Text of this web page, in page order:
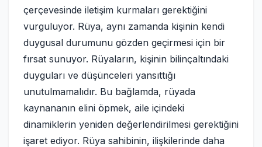
çerçevesinde iletişim kurmaları gerektiğini
vurguluyor. Rüya, aynı zamanda kişinin kendi
duygusal durumunu gözden geçirmesi için bir
fırsat sunuyor. Rüyaların, kişinin bilinçaltındaki
duyguları ve düşünceleri yansıttığı
unutulmamalıdır. Bu bağlamda, rüyada
kaynananın elini öpmek, aile içindeki
dinamiklerin yeniden değerlendirilmesi gerektiğini
işaret ediyor. Rüya sahibinin, ilişkilerinde daha